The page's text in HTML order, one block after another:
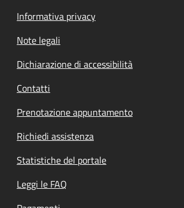
Informativa privacy
Note legali
Dichiarazione di accessibilità
Contatti
Prenotazione appuntamento
Richiedi assistenza
Statistiche del portale
Leggi le FAQ